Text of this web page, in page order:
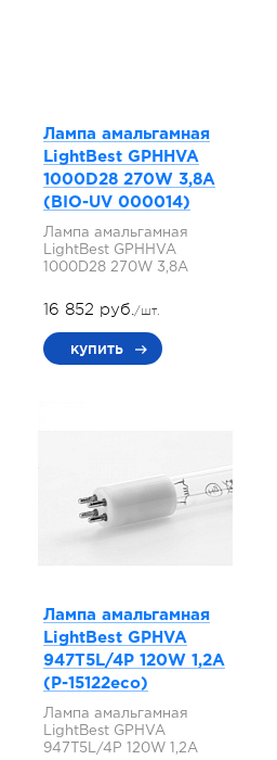
Лампа амальгамная
LightBest GPHHVA
1000D28 270W 3,8A
(BIO-UV 000014)
Лампа амальгамная
LightBest GPHHVA
1000D28 270W 3,8A
16 852 руб./шт.
купить
Лампа амальгамная
LightBest GPHVA
947T5L/4P 120W 1,2A
(P-15122eco)
Лампа амальгамная
LightBest GPHVA
947T5L/4P 120W 1,2A